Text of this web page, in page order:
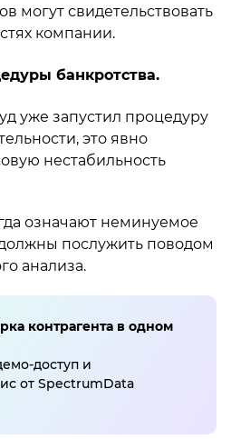
могут свидетельствовать
компании.
банкротства.
уже запустил процедуру
это явно
нестабильность
означают неминуемое
послужить поводом
анализа.
контрагента в одном
доступ и
от SpectrumData